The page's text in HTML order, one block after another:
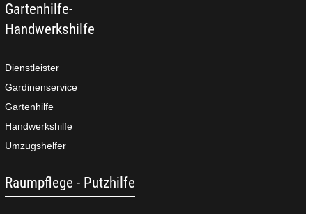
Gartenhilfe-
Handwerkshilfe
Dienstleister
Gardinenservice
Gartenhilfe
Handwerkshilfe
Umzugshelfer
Raumpflege - Putzhilfe